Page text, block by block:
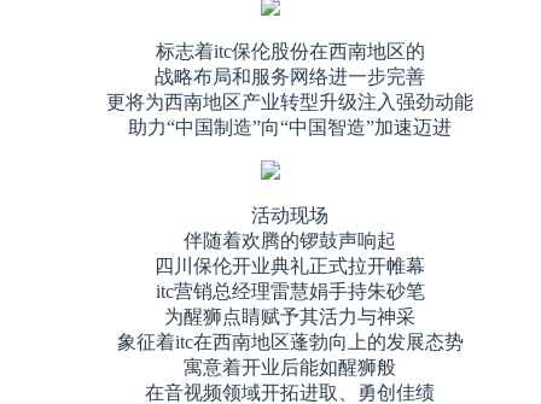
标志着itc保伦股份在西南地区的
战略布局和服务网络进一步完善
更将为西南地区产业转型升级注入强劲动能
助力“中国制造”向“中国智造”加速迈进
活动现场
伴随着欢腾的锣鼓声响起
四川保伦开业典礼正式拉开帷幕
itc营销总经理雷慧娟手持朱砂笔
为醒狮点睛赋予其活力与神采
象征着itc在西南地区蓬勃向上的发展态势
寓意着开业后能如醒狮般
在音视频领域开拓进取、勇创佳绩